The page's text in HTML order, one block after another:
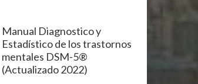
Manual Diagnostico y
Estadístico de los trastornos
mentales DSM-5®
(Actualizado 2022)